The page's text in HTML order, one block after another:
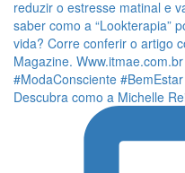
Descubra como a Michelle